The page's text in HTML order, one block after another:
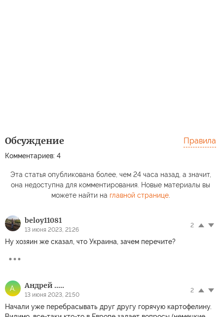
Обсуждение
Комментариев: 4
Правила
Эта статья опубликована более, чем 24 часа назад, а значит,
она недоступна для комментирования. Новые материалы вы
можете найти на главной странице.
beloy11081
13 июня 2023, 21:26
2
Ну хозяин же сказал, что Украина, зачем перечите?
А. Андрей .....
13 июня 2023, 21:50
2
Начали уже перебрасывать друг другу горячую картофелину.